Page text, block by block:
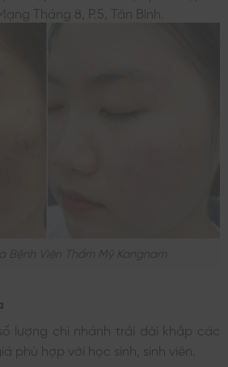
Tháng 8, P.5, Tân Bình.
Bệnh Viện Thẩm Mỹ Kangnam
lượng chi nhánh trải dài khắp các
phù hợp với học sinh, sinh viên.